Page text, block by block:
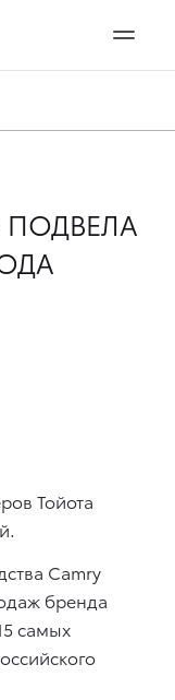
ПОДВЕЛА
Тойота
Camry
бренда
самых